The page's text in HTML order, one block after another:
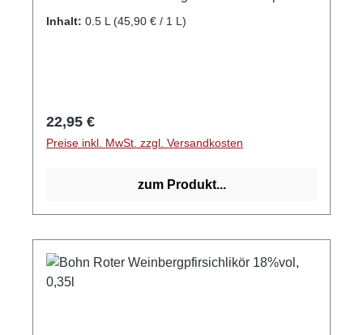
Manuel, Maximilian und Lukas Wild
1aPostleitzahl: 79227E-Mail: info@obsthof-
Inhalt: 0.5 L (45,90 € / 1 L)
Regulärer Preis:
22,95 €
Preise inkl. MwSt. zzgl. Versandkosten
zum Produkt...